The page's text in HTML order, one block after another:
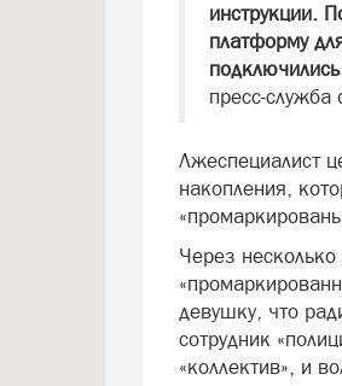
инструкции.
платформу
пресс-
Лжеспециалист
накопления,
Через
девушку, что
сотрудник
«коллектив», и